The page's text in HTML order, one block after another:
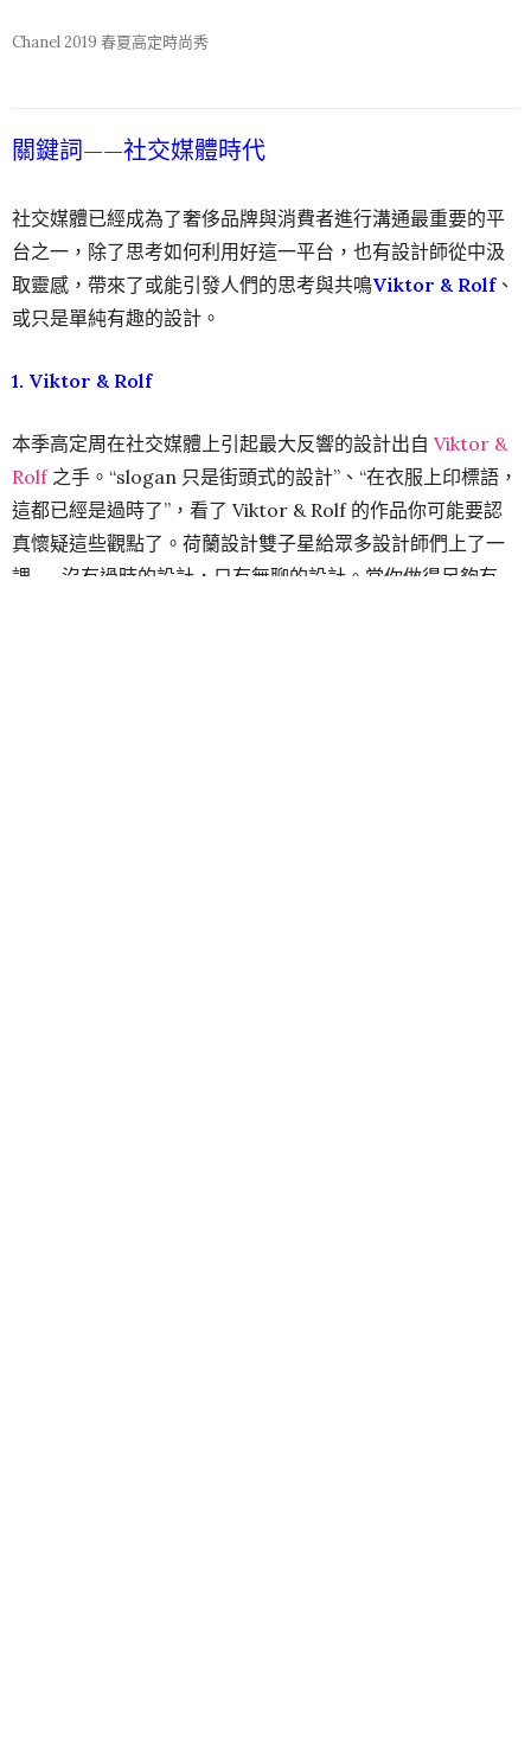
Chanel 2019 春夏高定時尚秀
關鍵詞——社交媒體時代
社交媒體已經成為了奢侈品牌與消費者進行溝通最重要的平
台之一，除了思考如何利用好這一平台，也有設計師從中汲
取靈感，帶來了或能引發人們的思考與共鳴Viktor & Rolf、
或只是單純有趣的設計。
1. Viktor & Rolf
本季高定周在社交媒體上引起最大反響的設計出自 Viktor &
Rolf之手。“slogan 只是街頭式的設計”、“在衣服上印標語，
這都已經是過時了”，看了 Viktor & Rolf 的作品你可能要認
真懷疑這些觀點了。荷蘭設計雙子星給眾多設計師們上了一
課——沒有過時的設計，只有無聊的設計。當你做得足夠有